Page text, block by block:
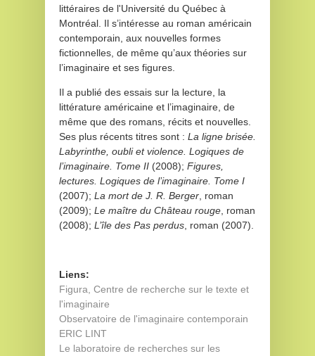
littéraires de l'Université du Québec à
Montréal. Il s’intéresse au roman américain
contemporain, aux nouvelles formes
fictionnelles, de même qu’aux théories sur
l’imaginaire et ses figures.
Il a publié des essais sur la lecture, la
littérature américaine et l’imaginaire, de
même que des romans, récits et nouvelles.
Ses plus récents titres sont : La ligne brisée.
Labyrinthe, oubli et violence. Logiques de
l’imaginaire. Tome II (2008); Figures,
lectures. Logiques de l’imaginaire. Tome I
(2007); La mort de J. R. Berger , roman
(2009); Le maître du Château rouge , roman
(2008); L’île des Pas perdus , roman (2007).
Liens:
Figura, Centre de recherche sur le texte et
l'imaginaire
Observatoire de l'imaginaire contemporain
ERIC LINT
Le laboratoire de recherches sur les